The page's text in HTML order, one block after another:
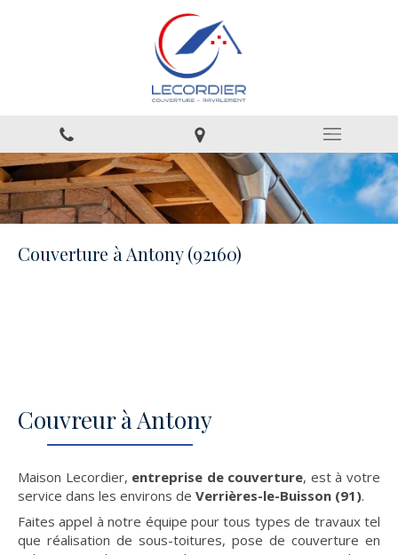
Couverture à Antony (92160)
Couvreur à Antony
Maison Lecordier, entreprise de couverture, est à votre
service dans les environs de Verrières-le-Buisson (91).
Faites appel à notre équipe pour tous types de travaux tel
que réalisation de sous-toitures, pose de couverture en